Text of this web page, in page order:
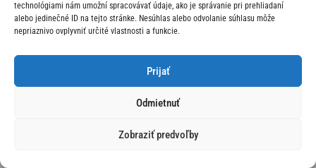
technológiami nám umožní spracovávať údaje, ako je správanie pri prehliadaní
alebo jedinečné ID na tejto stránke. Nesúhlas alebo odvolanie súhlasu môže
nepriaznivo ovplyvniť určité vlastnosti a funkcie.
Prijať
Odmietnuť
Zobraziť predvoľby
O Nás | Kontakt